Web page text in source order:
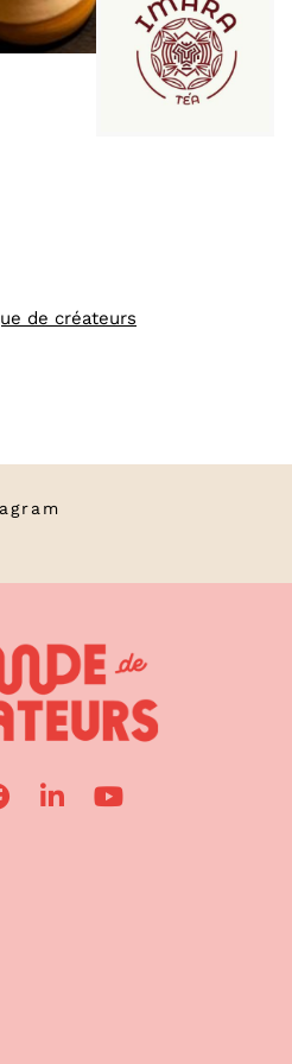
de créateurs